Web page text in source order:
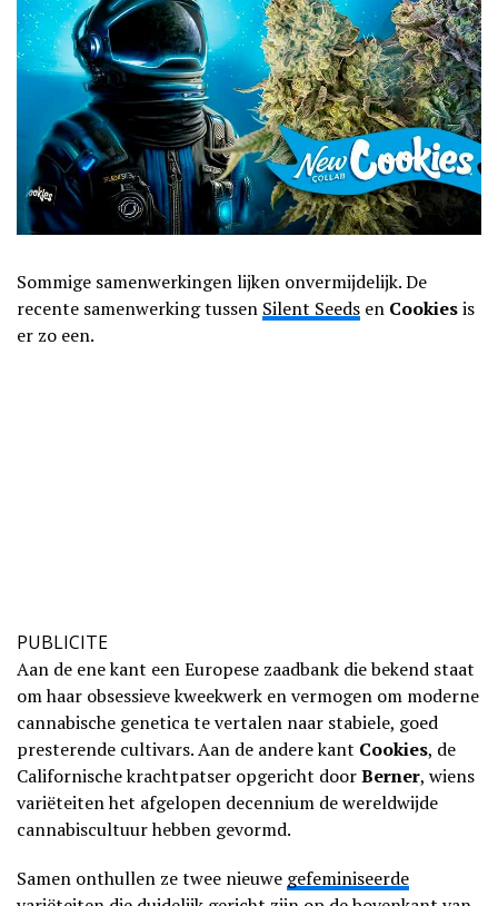
Sommige samenwerkingen lijken onvermijdelijk. De
recente samenwerking tussen Silent Seeds en Cookiesis
er zo een.
PUBLICITE
Aan de ene kant een Europese zaadbank die bekend staat
om haar obsessieve kweekwerk en vermogen om moderne
cannabische genetica te vertalen naar stabiele, goed
presterende cultivars. Aan de andere kant Cookies, de
Californische krachtpatser opgericht doorBerner, wiens
variëteiten het afgelopen decennium de wereldwijde
cannabiscultuur hebben gevormd.
Samen onthullen ze twee nieuwe gefeminiseerde